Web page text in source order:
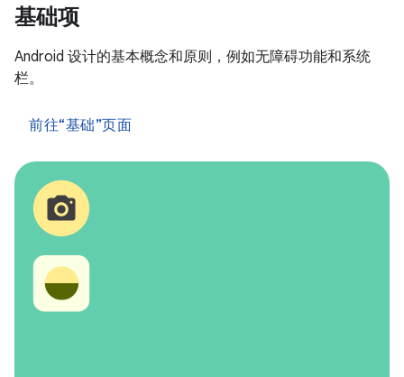
基础项
Android 设计的基本概念和原则，例如无障碍功能和系统
栏。
前往“基础”页面